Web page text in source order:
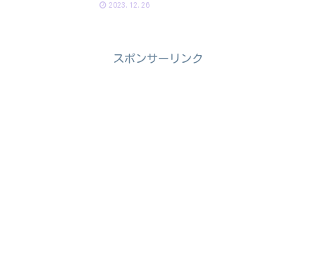
2023.12.26
スポンサーリンク